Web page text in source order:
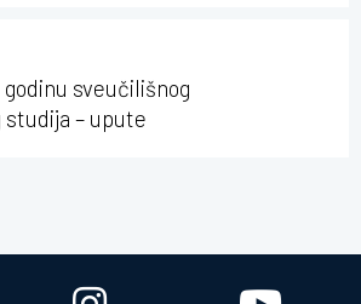
sveučilišnog
– upute